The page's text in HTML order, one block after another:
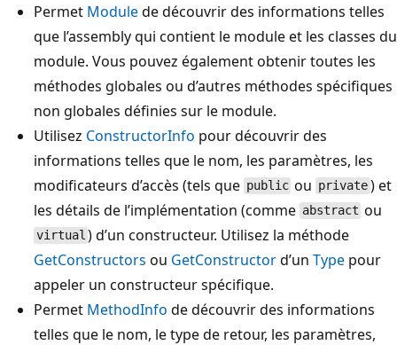
Permet Modulede découvrir des informations telles
que l’assembly qui contient le module et les classes du
module. Vous pouvez également obtenir toutes les
méthodes globales ou d’autres méthodes spécifiques
non globales définies sur le module.
Utilisez ConstructorInfo pour découvrir des
informations telles que le nom, les paramètres, les
modificateurs d’accès (tels que public ou private) et
les détails de l’implémentation (comme abstract ou
virtual ) d’un constructeur. Utilisez la méthode
GetConstructors ou GetConstructord’un Type pour
appeler un constructeur spécifique.
Permet MethodInfo de découvrir des informations
telles que le nom, le type de retour, les paramètres,